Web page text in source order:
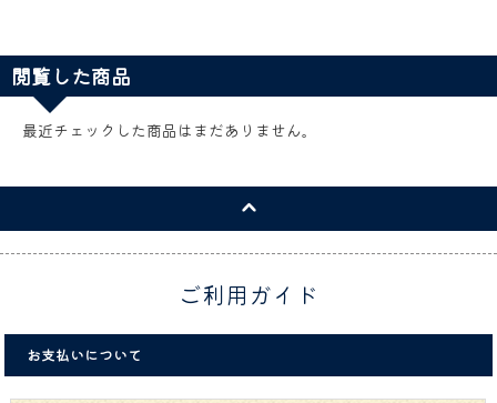
閲覧した商品
最近チェックした商品はまだありません。
ご利用ガイド
お支払いについて